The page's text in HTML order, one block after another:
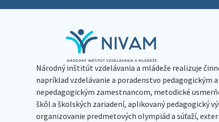
Národný inštitút vzdelávania a mládeže realizuje
napríklad vzdelávanie a poradenstvo pedagogickým a
nepedagogickým zamestnancom, metodické
škôl a školských zariadení, aplikovaný pedagogický
organizovanie predmetových olympiád a súťaží,